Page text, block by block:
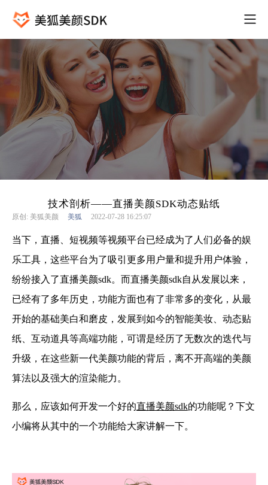
技术剖析——直播美颜SDK动态贴纸
原创: 美狐美颜 美狐 2022-07-28 16:25:07
当下，直播、短视频等视频平台已经成为了人们必备的娱
乐工具，这些平台为了吸引更多用户量和提升用户体验，
纷纷接入了直播美颜sdk。而直播美颜sdk自从发展以来，
已经有了多年历史，功能方面也有了非常多的变化，从最
开始的基础美白和磨皮，发展到如今的智能美妆、动态贴
纸、互动道具等高端功能，可谓是经历了无数次的迭代与
升级，在这些新一代美颜功能的背后，离不开高端的美颜
算法以及强大的渲染能力。
那么，应该如何开发一个好的直播美颜sdk的功能呢？下文
小编将从其中的一个功能给大家讲解一下。